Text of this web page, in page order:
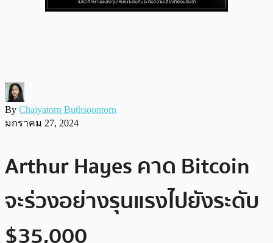
By Chaiyatorn Buthsoontorn
มกราคม 27, 2024
Arthur Hayes คาด Bitcoin
จะร่วงอย่างรุนแรงไปยังระดับ
$35,000